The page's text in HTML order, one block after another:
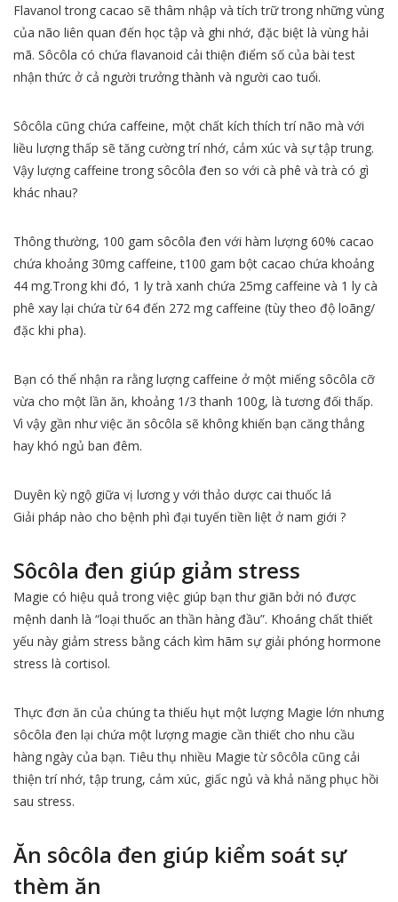
Flavanol trong cacao sẽ thâm nhập và tích trữ trong những vùng
của não liên quan đến học tập và ghi nhớ, đặc biệt là vùng hải
mã. Sôcôla có chứa flavanoid cải thiện điểm số của bài test
nhận thức ở cả người trưởng thành và người cao tuổi.
Sôcôla cũng chứa caffeine, một chất kích thích trí não mà với
liều lượng thấp sẽ tăng cường trí nhớ, cảm xúc và sự tập trung.
Vậy lượng caffeine trong sôcôla đen so với cà phê và trà có gì
khác nhau?
Thông thường, 100 gam sôcôla đen với hàm lượng 60% cacao
chứa khoảng 30mg caffeine, t100 gam bột cacao chứa khoảng
44 mg.Trong khi đó, 1 ly trà xanh chứa 25mg caffeine và 1 ly cà
phê xay lại chứa từ 64 đến 272 mg caffeine (tùy theo độ loãng/
đặc khi pha).
Bạn có thể nhận ra rằng lượng caffeine ở một miếng sôcôla cỡ
vừa cho một lần ăn, khoảng 1/3 thanh 100g, là tương đối thấp.
Vì vậy gần như việc ăn sôcôla sẽ không khiến bạn căng thẳng
hay khó ngủ ban đêm.
Duyên kỳ ngộ giữa vị lương y với thảo dược cai thuốc lá
Giải pháp nào cho bệnh phì đại tuyến tiền liệt ở nam giới ?
Sôcôla đen giúp giảm stress
Magie có hiệu quả trong việc giúp bạn thư giãn bởi nó được
mệnh danh là “loại thuốc an thần hàng đầu”. Khoáng chất thiết
yếu này giảm stress bằng cách kìm hãm sự giải phóng hormone
stress là cortisol.
Thực đơn ăn của chúng ta thiếu hụt một lượng Magie lớn nhưng
sôcôla đen lại chứa một lượng magie cần thiết cho nhu cầu
hàng ngày của bạn. Tiêu thụ nhiều Magie từ sôcôla cũng cải
thiện trí nhớ, tập trung, cảm xúc, giấc ngủ và khả năng phục hồi
sau stress.
Ăn sôcôla đen giúp kiểm soát sự
thèm ăn